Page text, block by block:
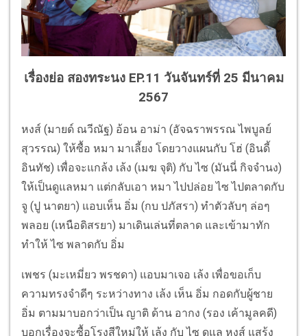
เรื่องย่อ สองทระนง EP.11 วันจันทร์ที่ 25 มีนาคม
2567
หงส์ (มายด์ ณวีณัฐ) อ้อน อาม่า (อัจฉราพรรณ ไพบูลย์
สุวรรณ) ให้ซื้อ หมา มาเลี้ยง โดยวางแผนกับ โฮ่ (อินดี้
อินทัช) เพื่อจะแกล้ง เล้ง (เมฆ จุติ) กับ ไซ (มันนี่ กิจจำนง)
ให้เป็นดูแลหมา แต่กลับเอา หมา ไปปล่อย ไซ ไปตลาดกับ
จู (ปู นาตยา) แอบเห็น อิ่ม (กบ ปภัสรา) ทำตัวลับๆ ล่อๆ
พลอย (เหนือดิสรยา) มาเดินเล่นที่ตลาด และเข้ามาทัก
ทำให้ ไซ พลาดกับ อิ่ม
เพชร (มะเหมี่ยว พรชดา) แอบมาเจอ เล้ง เพื่อขอเก็บ
ความทรงจำดีๆ ระหว่างทาง เล้ง เห็น อิ่ม กอดกับผู้ชาย
อิ่ม ตามมาบอกว่าเป็น ญาติ ด้าน อากง (รอง เค้ามูลคดี)
บอกเรื่องจะซื้อโรงสีใหม่ให้ เล้ง กับ ไซ ดูแล หงส์ แสร้ง